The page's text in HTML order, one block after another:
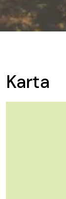
Karta